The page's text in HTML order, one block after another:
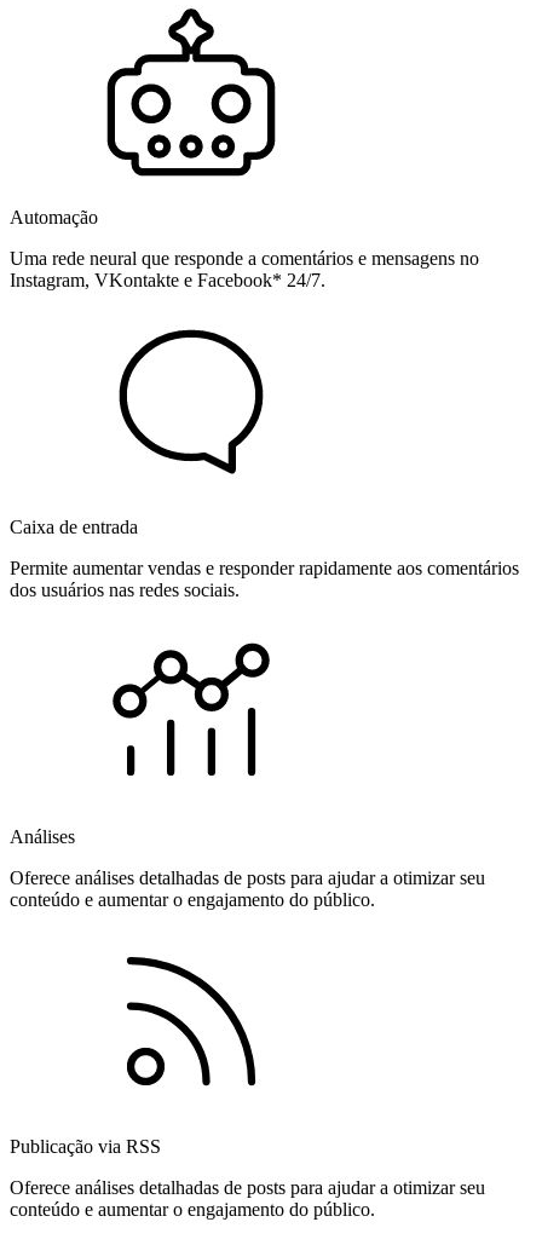
Automação
Uma rede neural que responde a comentários e mensagens no
Instagram, VKontakte e Facebook* 24/7.
Caixa de entrada
Permite aumentar vendas e responder rapidamente aos comentários
dos usuários nas redes sociais.
Análises
Oferece análises detalhadas de posts para ajudar a otimizar seu
conteúdo e aumentar o engajamento do público.
Publicação via RSS
Oferece análises detalhadas de posts para ajudar a otimizar seu
conteúdo e aumentar o engajamento do público.